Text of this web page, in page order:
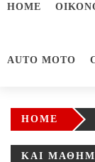
HOME
AUTO MOTO
HOME
ΚΑΙ